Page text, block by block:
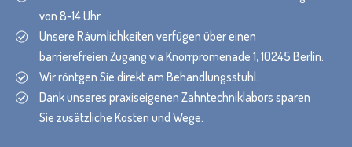
von 8-14 Uhr.
Unsere Räumlichkeiten verfügen über einen
barrierefreien Zugang via Knorrpromenade 1, 10245 Berlin.
Wir röntgen Sie direkt am Behandlungsstuhl.
Dank unseres praxiseigenen Zahntechniklabors sparen
Sie zusätzliche Kosten und Wege.